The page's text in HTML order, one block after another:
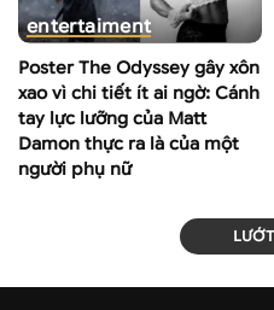
entertaiment
Poster The Odyssey gây xôn
xao vì chi tiết ít ai ngờ: Cánh
tay lực lưỡng của Matt
Damon thực ra là của một
người phụ nữ